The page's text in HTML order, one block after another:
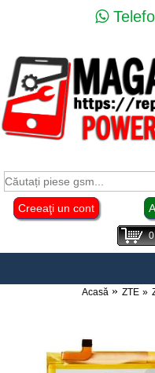
Creeaţi un cont
0
Acasă ZTE